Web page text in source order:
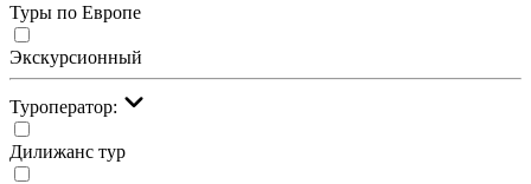
Туры по Европе
Экскурсионный
Туроператор:
Дилижанс тур